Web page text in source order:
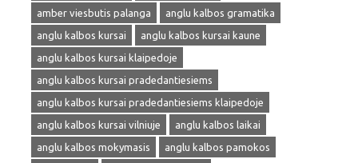
amber viesbutis palanga
anglu kalbos gramatika
anglu kalbos kursai
anglu kalbos kursai kaune
anglu kalbos kursai klaipedoje
anglu kalbos kursai pradedantiesiems
anglu kalbos kursai pradedantiesiems klaipedoje
anglu kalbos kursai vilniuje
anglu kalbos laikai
anglu kalbos mokymasis
anglu kalbos pamokos